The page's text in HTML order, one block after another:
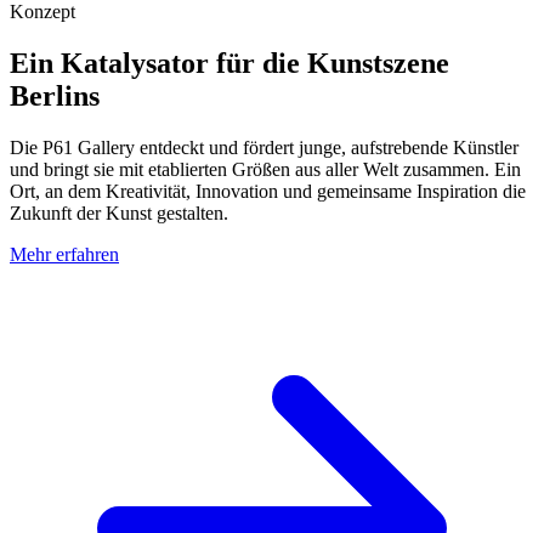
Konzept
Ein Katalysator für die Kunstszene
Berlins
Die P61 Gallery entdeckt und fördert junge, aufstrebende Künstler
und bringt sie mit etablierten Größen aus aller Welt zusammen. Ein
Ort, an dem Kreativität, Innovation und gemeinsame Inspiration die
Zukunft der Kunst gestalten.
Mehr erfahren